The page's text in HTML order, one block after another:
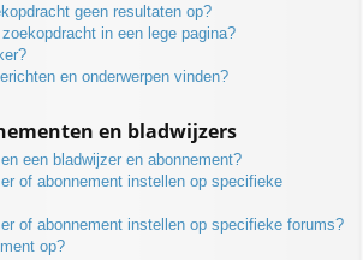
geen resultaten op?
in een lege pagina?
en onderwerpen vinden?
en bladwijzers
een bladwijzer en abonnement?
of abonnement instellen op specifieke
of abonnement instellen op specifieke forums?
op?